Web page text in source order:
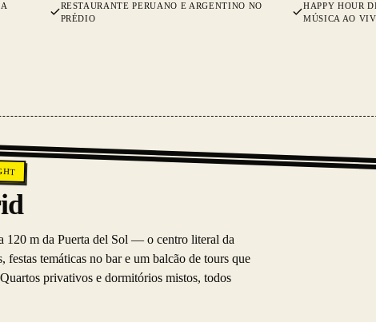
RESTAURANTE PERUANO E ARGENTINO NO
PRÉDIO
HAPPY HOUR
MÚSICA AO
120 m da Puerta del Sol — o centro literal da
festas temáticas no bar e um balcão de tours que
privativos e dormitórios mistos, todos